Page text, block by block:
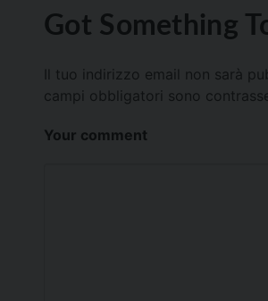
Got Something
Il tuo indirizzo email non sarà
campi obbligatori sono
Your comment